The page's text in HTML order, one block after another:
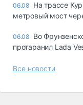
06.08 На трассе
метровый мост
06.08 Во
протаранил Lada
Все новости